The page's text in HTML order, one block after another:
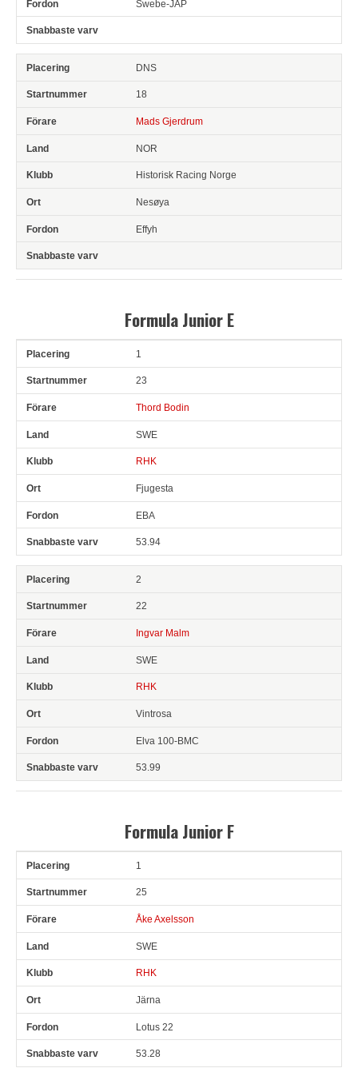
Swebe-JAP
DNS
18
Mads Gjerdrum
NOR
Historisk Racing Norge
Nesøya
Effyh
Formula Junior E
Pl Snr 1
23
Thord Bodin
SWE
RHK
Fjugesta
EBA
53.94
2
22
Ingvar Malm
SWE
RHK
Vintrosa
Elva 100-BMC
53.99
Formula Junior F
Pl Snr 1
25
Åke Axelsson
SWE
RHK
Järna
Lotus 22
53.28